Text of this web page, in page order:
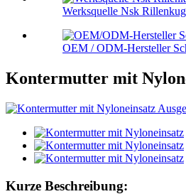
Werksquelle Nsk
OEM / ODM-Hersteller
Kontermutter mit
Kurze Beschreibung: